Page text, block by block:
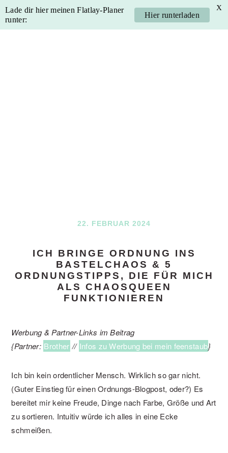
Skip
Skip
Skip
Skip
22. FEBRUAR 2024
ICH BRINGE ORDNUNG INS
BASTELCHAOS & 5
ORDNUNGSTIPPS, DIE FÜR MICH
ALS CHAOSQUEEN
FUNKTIONIEREN
Werbung & Partner-Links im Beitrag
{Partner: Brother // Infos zu Werbung bei mein feenstaub}
Ich bin kein ordentlicher Mensch. Wirklich so gar nicht.
(Guter Einstieg für einen Ordnungs-Blogpost, oder?) Es
bereitet mir keine Freude, Dinge nach Farbe, Größe und Art
zu sortieren. Intuitiv würde ich alles in eine Ecke
schmeißen.
Lade dir hier meinen Flatlay-Planer
runter:
Hier runterladen
X